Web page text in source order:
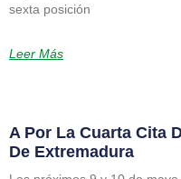
sexta posición
Leer Más
A Por La Cuarta Cita
De Extremadura